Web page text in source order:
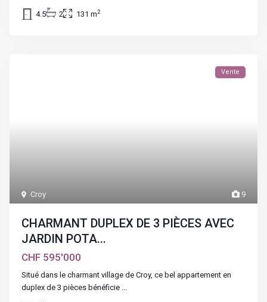
4.5 2 131 m2
9
Croy
Vente
CHARMANT DUPLEX DE 3 PIÈCES AVEC
JARDIN POTA...
CHF 595'000
Situé dans le charmant village de Croy, ce bel appartement en
duplex de 3 pièces bénéficie ...